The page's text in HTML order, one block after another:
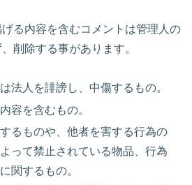
る内容を含むコメントは管理人の
削除する事があります。
法人を誹謗し、中傷するもの。
容を含むもの。
るものや、他者を害する行為の
って禁止されている物品、行為
関するもの。